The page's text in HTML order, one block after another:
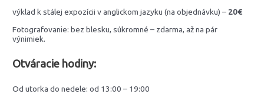
výklad k stálej expozícii v anglickom jazyku (na objednávku) – 20€
Fotografovanie: bez blesku, súkromné – zdarma, až na pár
výnimiek.
Otváracie hodiny:
Od utorka do nedele: od 13:00 – 19:00